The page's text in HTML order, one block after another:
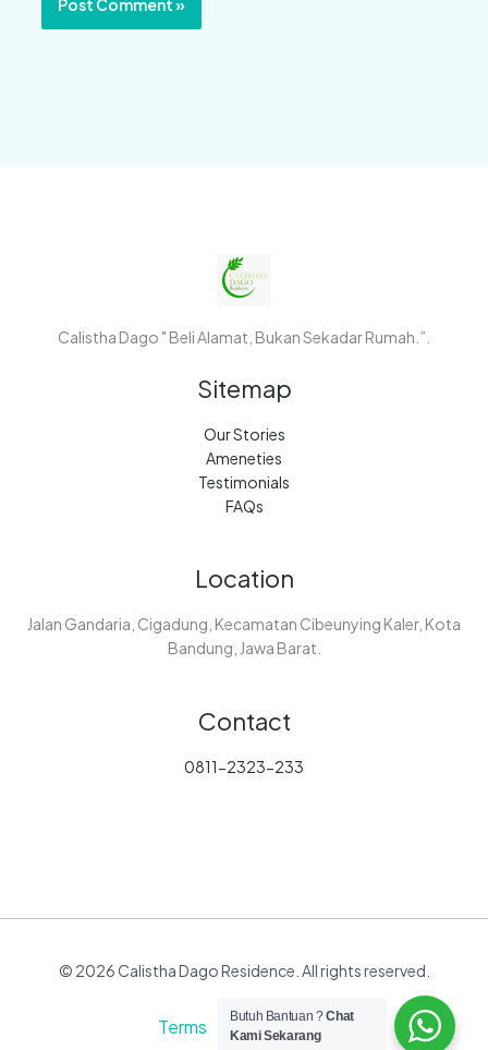
Calistha Dago " Beli Alamat, Bukan Sekadar Rumah.”.
Sitemap
Our Stories
Ameneties
Testimonials
FAQs
Location
Jalan Gandaria, Cigadung, Kecamatan Cibeunying Kaler, Kota
Bandung, Jawa Barat.
Contact
0811-2323-233
© 2026 Calistha Dago Residence. All rights reserved.
Terms Privacy
Butuh Bantuan ?Chat
Kami Sekarang